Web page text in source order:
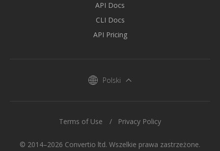
API Docs
CLI Docs
API Pricing
Polski
© 2014–2026 Convertio ltd. Wszelkie prawa zastrzeżone.
Terms of Use Privacy Policy